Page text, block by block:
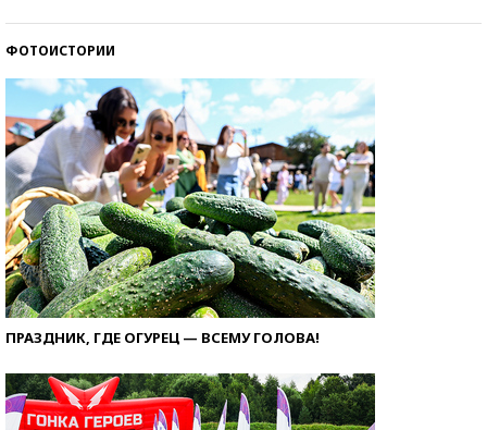
ФОТОИСТОРИИ
ПРАЗДНИК, ГДЕ ОГУРЕЦ — ВСЕМУ ГОЛОВА!